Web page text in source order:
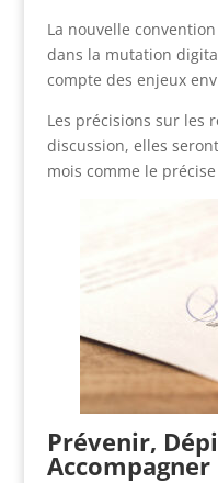
La nouvelle
dans la mutation
compte des enjeux
Les précisions sur les
discussion, elles
mois comme le
Prévenir,
Accompagner